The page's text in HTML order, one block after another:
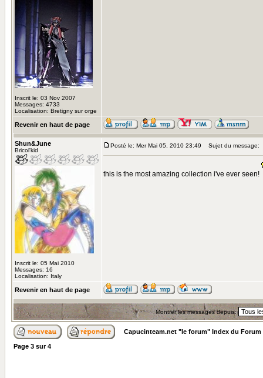
Inscrit le: 03 Nov 2007
Messages: 4733
Localisation: Bretigny sur orge
Revenir en haut de page
Shun&June
Bricol'kid
Inscrit le: 05 Mai 2010
Messages: 16
Localisation: Italy
Posté le: Mer Mai 05, 2010 23:49 Sujet du message:
this is the most amazing collection i've ever seen!
Revenir en haut de page
Montrer les messages depuis:
Capucinteam.net "le forum" Index du Forum
Page 3 sur4